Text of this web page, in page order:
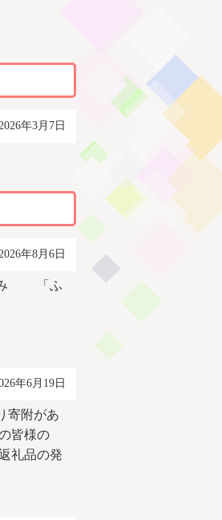
年3月7日
年8月6日
込み 「ふ
」
年6月19日
寄附があ
皆様の
礼品の発